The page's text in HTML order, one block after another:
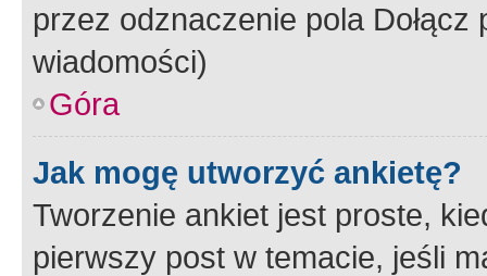
przez odznaczenie pola
wiadomości)
Góra
Jak mogę utworzyć ankietę?
Tworzenie ankiet jest proste,
pierwszy post w temacie, jeśli